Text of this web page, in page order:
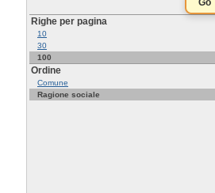
Righe per pagina
10
30
100
Ordine
Comune
Ragione sociale